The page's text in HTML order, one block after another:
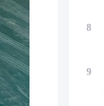
8
9